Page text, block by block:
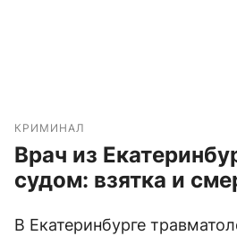
КРИМИНАЛ
Врач из
судом: взятка и
В Екатеринбурге